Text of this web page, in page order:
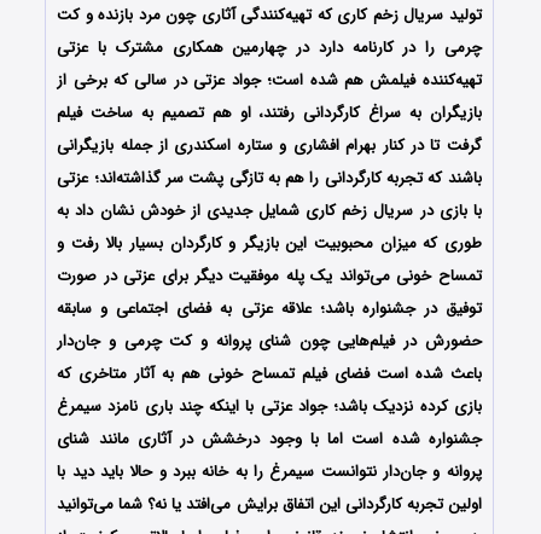
تولید سریال زخم کاری که تهیه‌کنندگی آثاری چون مرد بازنده و کت
چرمی را در کارنامه دارد در چهارمین همکاری مشترک با عزتی
تهیه‌کننده فیلمش هم شده است؛ جواد عزتی در سالی که برخی از
بازیگران به سراغ کارگردانی رفتند، او هم تصمیم به ساخت فیلم
گرفت تا در کنار بهرام افشاری و ستاره اسکندری از جمله بازیگرانی
باشند که تجربه کارگردانی را هم به تازگی پشت سر گذاشته‌اند؛ عزتی
با بازی در سریال زخم کاری شمایل جدیدی از خودش نشان داد به
طوری که میزان محبوبیت این بازیگر و کارگردان بسیار بالا رفت و
تمساح خونی می‌تواند یک پله موفقیت دیگر برای عزتی در صورت
توفیق در جشنواره باشد؛ علاقه عزتی به فضای اجتماعی و سابقه
حضورش در فیلم‌هایی چون شنای پروانه و کت چرمی و جان‌دار
باعث شده است فضای فیلم تمساح خونی هم به آثار متاخری که
بازی کرده نزدیک باشد؛ جواد عزتی با اینکه چند باری نامزد سیمرغ
جشنواره شده است اما با وجود درخشش در آثاری مانند شنای
پروانه و جان‌دار نتوانست سیمرغ را به خانه ببرد و حالا باید دید با
اولین تجربه کارگردانی این اتفاق برایش می‌افتد یا نه؟ شما می‌توانید